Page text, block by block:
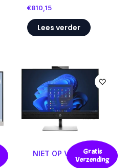
€810,15
Lees verder
Gratis
Verzending
NIET OP VOORRAAD